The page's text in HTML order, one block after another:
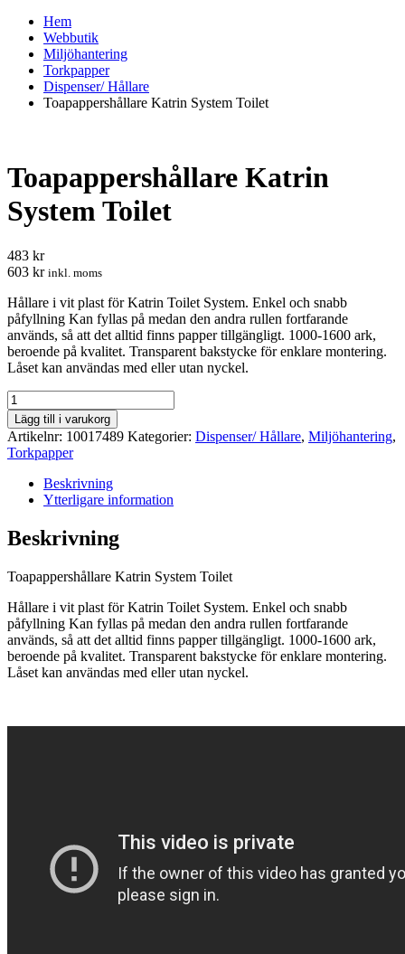
Hem
Webbutik
Miljöhantering
Torkpapper
Dispenser/ Hållare
Toapappershållare Katrin System Toilet
Toapappershållare Katrin
System Toilet
483 kr
603 kr inkl. moms
Hållare i vit plast för Katrin Toilet System. Enkel och snabb
påfyllning Kan fyllas på medan den andra rullen fortfarande
används, så att det alltid finns papper tillgängligt. 1000-1600 ark,
beroende på kvalitet. Transparent bakstycke för enklare montering.
Låset kan användas med eller utan nyckel.
Toapappershållare
Katrin
System
Toilet
mängd
Lägg till i varukorg
Artikelnr: 10017489 Kategorier: Dispenser/ Hållare, Miljöhantering,
Torkpapper
Beskrivning
Ytterligare information
Beskrivning
Toapappershållare Katrin System Toilet
Hållare i vit plast för Katrin Toilet System. Enkel och snabb
påfyllning Kan fyllas på medan den andra rullen fortfarande
används, så att det alltid finns papper tillgängligt. 1000-1600 ark,
beroende på kvalitet. Transparent bakstycke för enklare montering.
Låset kan användas med eller utan nyckel.